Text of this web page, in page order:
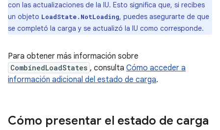
con las actualizaciones de la IU. Esto significa que, si recibes
un objeto LoadState.NotLoading, puedes asegurarte de que
se completó la carga y se actualizó la IU como corresponde.
Para obtener más información sobre
CombinedLoadStates , consulta Cómo acceder a
información adicional del estado de carga.
Cómo presentar el estado de carga